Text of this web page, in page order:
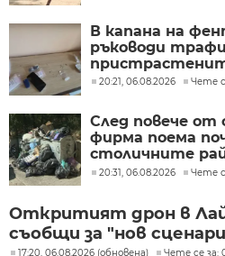
В капана на
ръководи
20:21, 06.08.2026 Чете
След повече от
фирма поема
столичните
"Подуяне" и
20:31, 06.08.2026 Чете
Откритият дрон в
съобщи за "нов
17:20, 06.08.2026 (обновена)
Чете се за: